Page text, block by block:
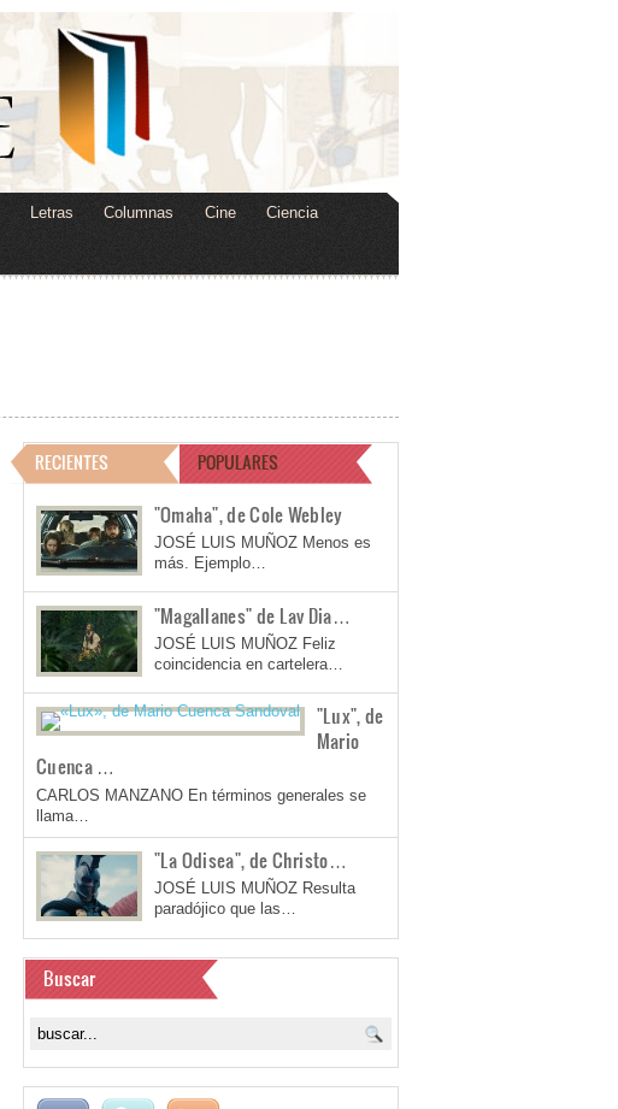
Letras Columnas Cine Ciencia
RECIENTES POPULARES
"Omaha", de Cole Webley
JOSÉ LUIS MUÑOZ Menos es
más. Ejemplo…
"Magallanes" de Lav Dia…
JOSÉ LUIS MUÑOZ Feliz
coincidencia en cartelera…
"Lux", de
Mario
Cuenca …
CARLOS MANZANO En términos generales se
llama…
"La Odisea", de Christo…
JOSÉ LUIS MUÑOZ Resulta
paradójico que las…
Buscar